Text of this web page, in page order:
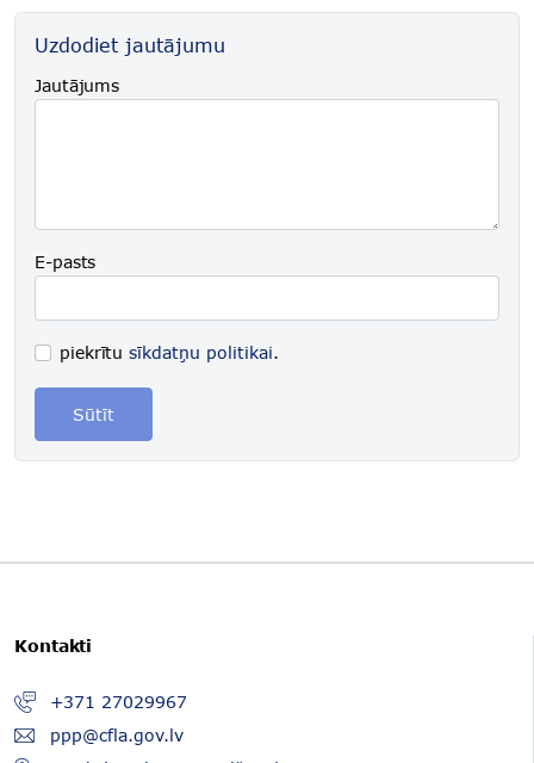
Uzdodiet jautājumu
Jautājums
E-pasts
piekrītusīkdatņu politikai.
Sūtīt
Kontakti
+371 27029967
ppp@cfla.gov.lv